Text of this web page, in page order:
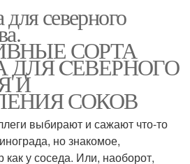
северного
СОРТА
ДЛЯ CЕВЕРНОГО
И
СОКОВ
выбирают и сажают что-то
но знакомое,
у соседа. Или, наоборот,